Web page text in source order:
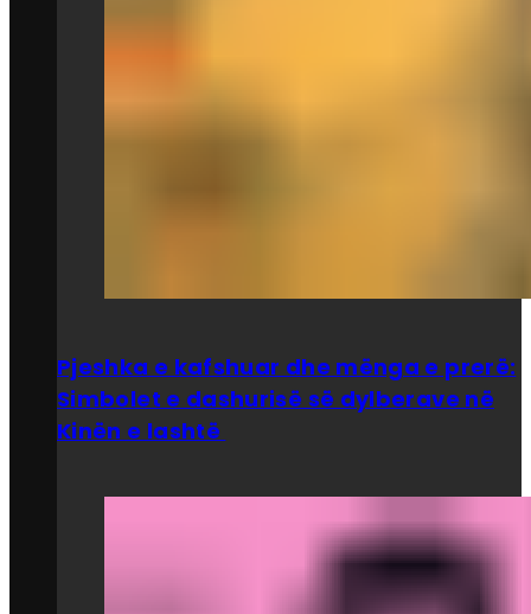
Pjeshka e kafshuar dhe mënga e prerë:
Simbolet e dashurisë së dylberave në
Kinën e lashtë